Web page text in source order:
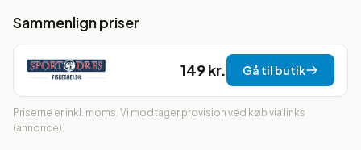
Sammenlign priser
149 kr. Gå til butik
Priserne er inkl. moms. Vi modtager provision ved køb via links
(annonce).